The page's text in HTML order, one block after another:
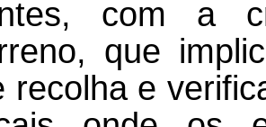
com a
que
recolha e